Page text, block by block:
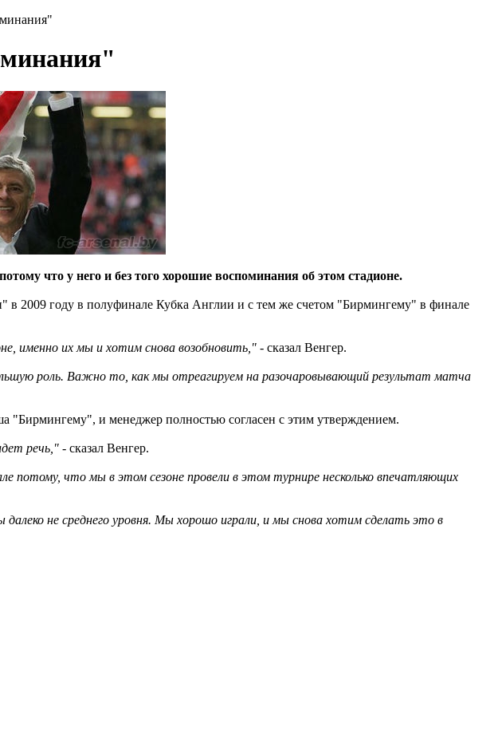
что у него и без того хорошие воспоминания об этом стадионе.
в 2009 году в полуфинале Кубка Англии и с тем же счетом "Бирмингему" в финале
именно их мы и хотим снова возобновить," - сказал Венгер.
роль. Важно то, как мы отреагируем на разочаровывающий результат матча
"Бирмингему", и менеджер полностью согласен с этим утверждением.
речь," - сказал Венгер.
что мы в этом сезоне провели в этом турнире несколько впечатляющих
не среднего уровня. Мы хорошо играли, и мы снова хотим сделать это в